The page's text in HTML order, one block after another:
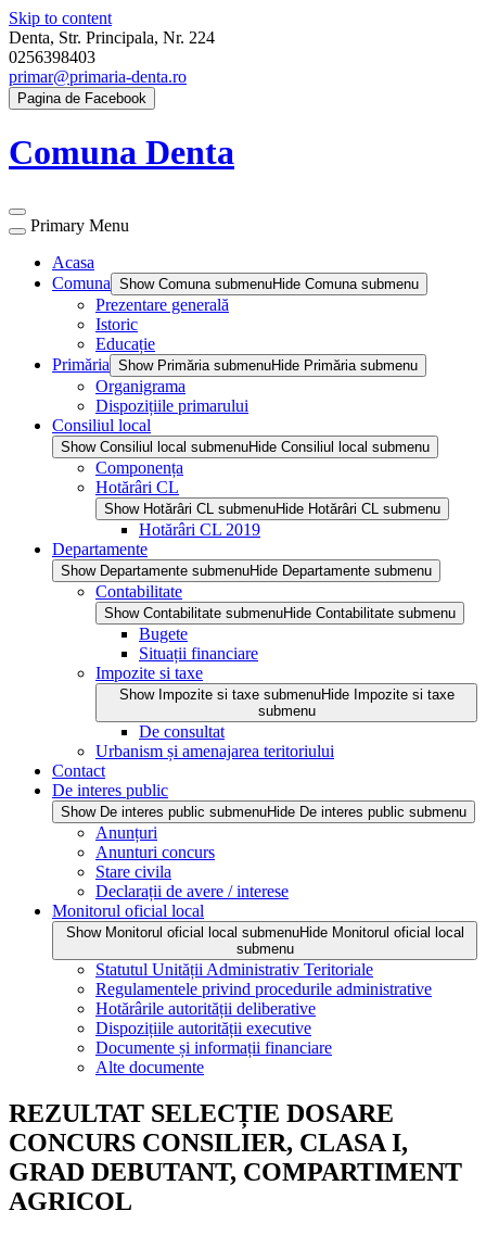
Skip to content
Denta, Str. Principala, Nr. 224
0256398403
primar@primaria-denta.ro
Pagina de Facebook
Comuna Denta
Primary Menu
Acasa
Comuna Show Comuna submenuHide Comuna submenu
Prezentare generală
Istoric
Educație
Primăria Show Primăria submenuHide Primăria submenu
Organigrama
Dispozițiile primarului
Consiliul local
Show Consiliul local submenuHide Consiliul local submenu
Componența
Hotărâri CL
Show Hotărâri CL submenuHide Hotărâri CL submenu
Hotărâri CL 2019
Departamente
Show Departamente submenuHide Departamente submenu
Contabilitate
Show Contabilitate submenuHide Contabilitate submenu
Bugete
Situații financiare
Impozite si taxe
Show Impozite si taxe submenuHide Impozite si taxe
submenu
De consultat
Urbanism și amenajarea teritoriului
Contact
De interes public
Show De interes public submenuHide De interes public submenu
Anunțuri
Anunturi concurs
Stare civila
Declarații de avere / interese
Monitorul oficial local
Show Monitorul oficial local submenuHide Monitorul oficial local
submenu
Statutul Unității Administrativ Teritoriale
Regulamentele privind procedurile administrative
Hotărârile autorității deliberative
Dispozițiile autorității executive
Documente și informații financiare
Alte documente
REZULTAT SELECȚIE DOSARE
CONCURS CONSILIER, CLASA I,
GRAD DEBUTANT, COMPARTIMENT
AGRICOL